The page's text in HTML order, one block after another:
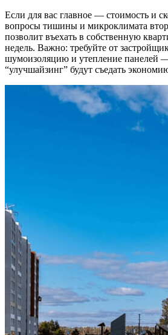
Если для вас главное — стоимость и
вопросы тишины и микроклимата
позволит въехать в собственную
недель. Важно: требуйте от
шумоизоляцию и утепление панелей
“улучшайзинг” будут съедать